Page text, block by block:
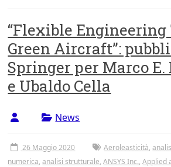
di
Roma
Tor
Vergata
“Flexible
Green Aircraft”:
Springer per Marco
e Ubaldo Cella
News
26 Maggio 2020 Aeroleasticità,
numerica,analisi strutturale,ANSYS Inc.,Applied